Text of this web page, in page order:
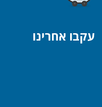
עקבו אחרינו